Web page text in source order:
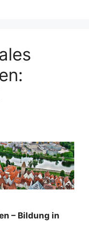
– Bildung in